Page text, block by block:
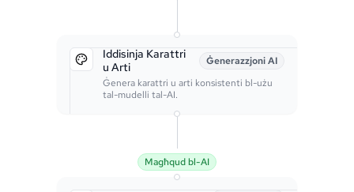
Iddisinja Karattri
u Arti
Ġenerazzjoni AI
Ġenera karattri u arti konsistenti bl-użu
tal-mudelli tal-AI.
Magħqud bl-AI